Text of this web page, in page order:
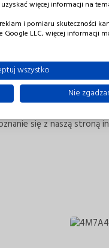
premier
zewnętrznych opraw
2023 będzie dla
LED. Kierujemy
zdjęcia stanowią
że niedługo
się z naszą stroną
więcej informacji na
i pomiaru skuteczności
LLC, więcej informacji
wszystko
Nie